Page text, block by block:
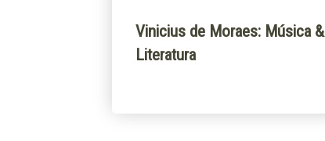
Vinicius de Moraes: Música &
Literatura